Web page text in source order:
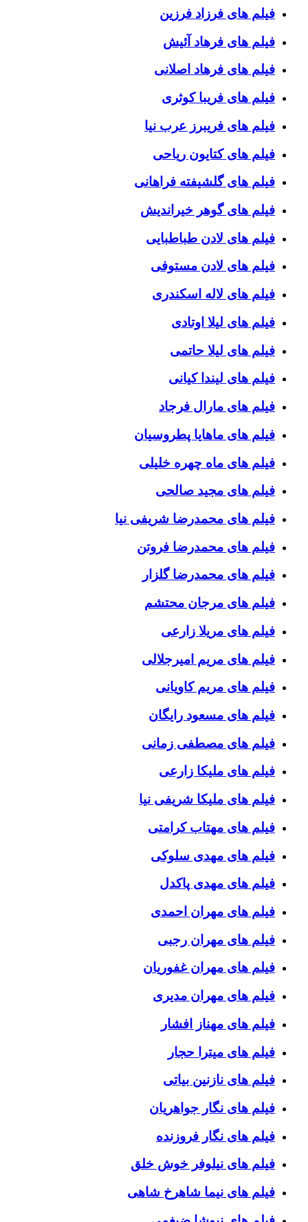
فیلم های فرزاد فرزین
فیلم های فرهاد آئیش
فیلم های فرهاد اصلانی
فیلم های فریبا کوثری
فیلم های فریبرز عرب نیا
فیلم های کتایون ریاحی
فیلم های گلشیفته فراهانی
فیلم های گوهر خیراندیش
فیلم های لادن طباطبایی
فیلم های لادن مستوفی
فیلم های لاله اسکندری
فیلم های لیلا اوتادی
فیلم های لیلا حاتمی
فیلم های لیندا کیانی
فیلم های مارال فرجاد
فیلم های ماهایا پطروسیان
فیلم های ماه چهره خلیلی
فیلم های مجید صالحی
فیلم های محمدرضا شریفی نیا
فیلم های محمدرضا فروتن
فیلم های محمدرضا گلزار
فیلم های مرجان محتشم
فیلم های مریلا زارعی
فیلم های مریم امیرجلالی
فیلم های مریم کاویانی
فیلم های مسعود رایگان
فیلم های مصطفی زمانی
فیلم های ملیکا زارعی
فیلم های ملیکا شریفی نیا
فیلم های مهتاب کرامتی
فیلم های مهدی سلوکی
فیلم های مهدی پاکدل
فیلم های مهران احمدی
فیلم های مهران رجبی
فیلم های مهران غفوریان
فیلم های مهران مدیری
فیلم های مهناز افشار
فیلم های میترا حجار
فیلم های نازنین بیاتی
فیلم های نگار جواهریان
فیلم های نگار فروزنده
فیلم های نیلوفر خوش خلق
فیلم های نیما شاهرخ شاهی